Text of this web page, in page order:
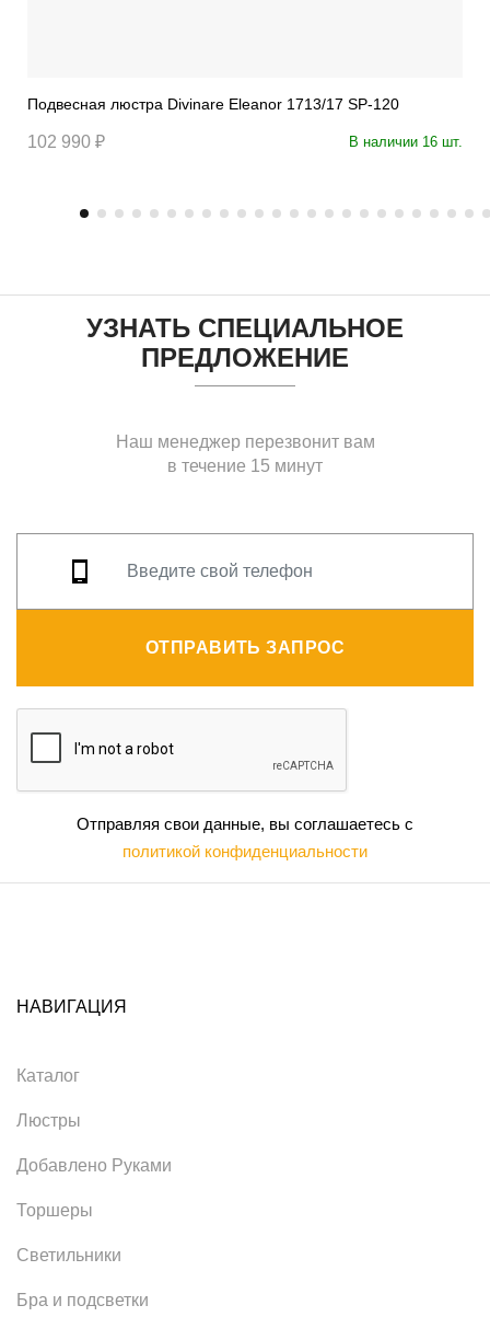
Подвесная люстра Divinare Eleanor 1713/17 SP-120
102 990 ₽ В наличии 16 шт.
УЗНАТЬ СПЕЦИАЛЬНОЕ
ПРЕДЛОЖЕНИЕ
Наш менеджер перезвонит вам
в течение 15 минут
ОТПРАВИТЬ ЗАПРОС
Отправляя свои данные, вы соглашаетесь с
политикой конфиденциальности
НАВИГАЦИЯ
Каталог
Люстры
Добавлено Руками
Торшеры
Светильники
Бра и подсветки